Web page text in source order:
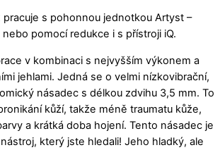
s pohonnou jednotkou Artyst –
pomocí redukce i s přístroji iQ.
v kombinaci s nejvyšším výkonem a
jehlami. Jedná se o velmi nízkovibrační,
násadec s délkou zdvihu 3,5 mm. To
kůží, takže méně traumatu kůže,
a krátká doba hojení. Tento násadec je
který jste hledali! Jeho hladký, ale